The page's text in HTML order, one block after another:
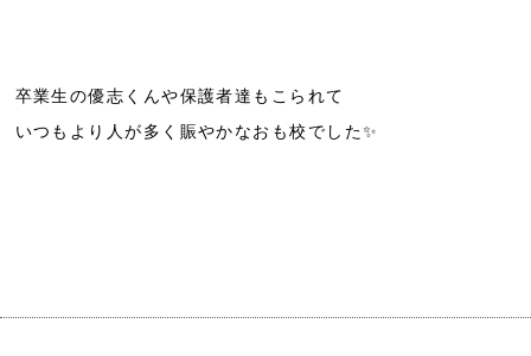
卒業生の優志くんや保護者達もこられて
いつもより人が多く賑やかなおも校でした✨️